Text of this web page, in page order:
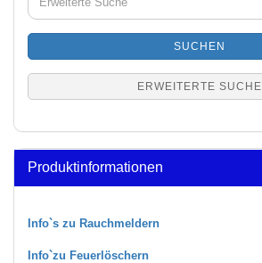
Suche
SUCHEN
ERWEITERTE SUCHE
Produktinformationen
Info`s zu Rauchmeldern
Info`zu Feuerlöschern